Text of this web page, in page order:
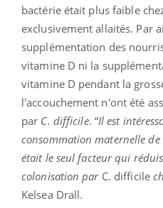
bactérie était plus faible
exclusivement allaités. Par
supplémentation des
vitamine D ni la
vitamine D pendant la
l'accouchement n'ont été
par C. difficile. “Il est
consommation maternelle
était le seul facteur qui
colonisation parC. difficile
Kelsea Drall.